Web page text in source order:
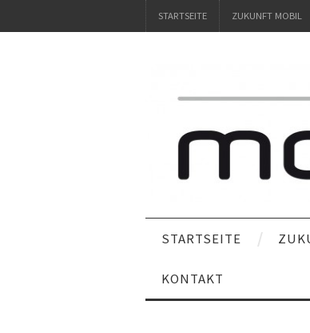
STARTSEITE ZUKUNFT MOBIL
STARTSEITE
KONTAKT